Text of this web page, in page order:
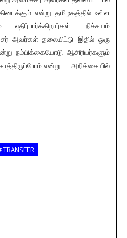
கிடைக்கும் என்று தமிழகத்தில் உள்ள
நிச்சயம்
அவர்கள் தலையிட்டு இதில் ஒரு
நம்பிக்கையோடு ஆசிரியர்களும்
அறிக்கையில்
TRANSFER